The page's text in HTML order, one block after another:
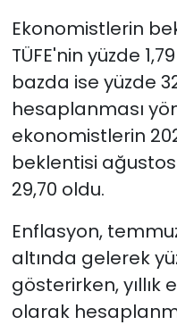
Ekonomistlerin
TÜFE'nin yüzde
bazda ise yüzde
hesaplanması
ekonomistlerin
beklentisi ağustos
29,70 oldu.
Enflasyon,
altında gelerek
gösterirken, yıllık
olarak